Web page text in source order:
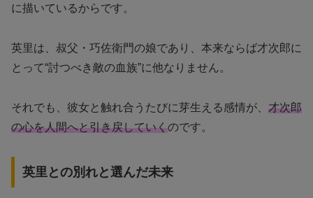
に描いているからです。
英里は、叔父・巧佐衛門の娘であり、本来ならば才次郎に
とって“討つべき敵の血族”に他なりません。
それでも、彼女と触れ合うたびに芽生える感情が、 才次郎
の心を人間へと引き戻していくのです。
英里との別れと選んだ未来